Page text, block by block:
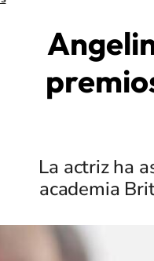
La actriz ha
academia